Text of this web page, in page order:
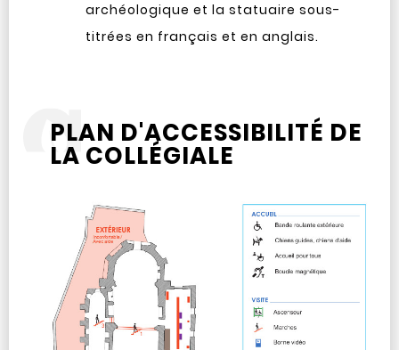
archéologique et la statuaire sous-
titrées en français et en anglais.
PLAN D'ACCESSIBILITÉ DE
LA COLLÉGIALE